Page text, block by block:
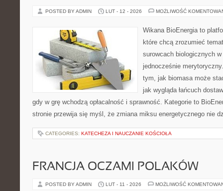
POSTED BY ADMIN LUT - 12 - 2026 MOŻLIWOŚĆ
Wikana BioEnergia to
które chcą zrozumieć
surowcach biologicznych
jednocześnie
tym, jak biomasa może
jak wygląda łańcuch
gdy w grę wchodzą opłacalność i sprawność. Kategorie to
stronie przewija się myśl, że zmiana miksu energetycznego nie
CATEGORIES: KATECHEZA I NAUCZANIE KOŚCIOŁA
FRANCJA OCZAMI POLAKÓW
POSTED BY ADMIN LUT - 11 - 2026 MOŻLIWOŚĆ